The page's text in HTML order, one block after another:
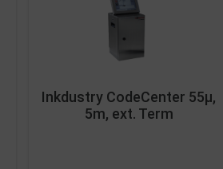
Inkdustry CodeCenter 55µ,
5m, ext. Term